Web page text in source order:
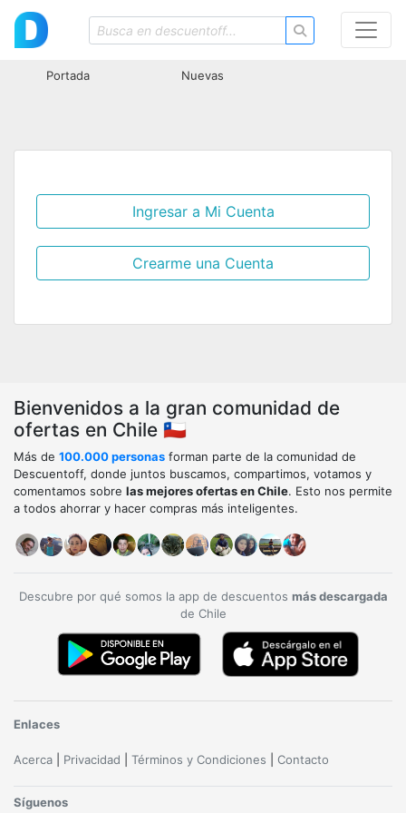
Portada Nuevas
Ingresar a Mi Cuenta
Crearme una Cuenta
Bienvenidos a la gran comunidad de
ofertas en Chile 🇨🇱
Más de 100.000 personas forman parte de la comunidad de
Descuentoff, donde juntos buscamos, compartimos, votamos y
comentamos sobre las mejores ofertas en Chile. Esto nos permite
a todos ahorrar y hacer compras más inteligentes.
Descubre por qué somos la app de descuentos más descargada
de Chile
Enlaces
Acerca Privacidad Términos y Condiciones Contacto
Síguenos